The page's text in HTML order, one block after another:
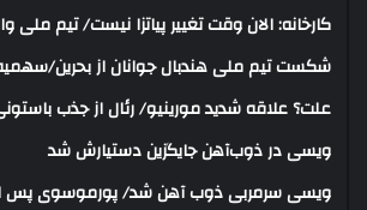
کارخانه: الان وقت تغییر پیاتزا نیست/ تیم ملی
شکست تیم ملی هندبال جوانان از بحرین/
علت؟ علاقه شدید مورینیو/ رئال از جذب
ویسی در ذوب‌آهن جایگزین دستیارش شد
ویسی سرمربی ذوب آهن شد/ پورموسوی پس از ۳ هفته کنار